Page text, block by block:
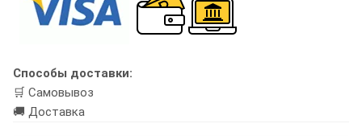
Способы доставки:
🛒 Самовывоз
🚚 Доставка